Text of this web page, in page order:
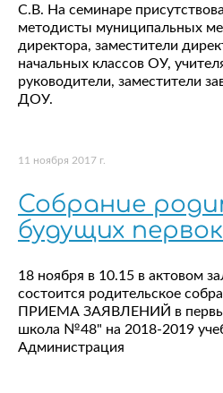
С.В. На семинаре
методисты муниципальных
директора, заместители
начальных классов ОУ,
руководители, заместители
ДОУ.
11 ноября 2017 г.
Собрание
будущих
18 ноября в 10.15 в актовом
состоится родительское
ПРИЕМА ЗАЯВЛЕНИЙ в
школа №48" на 2018-2019
Администрация